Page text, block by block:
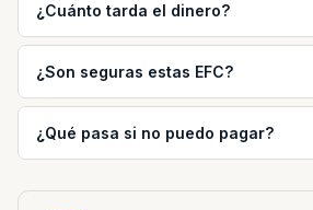
¿Cuánto tarda el dinero?
¿Son seguras estas EFC?
¿Qué pasa si no puedo pagar?